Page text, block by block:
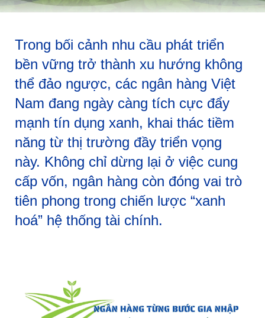
Trong bối cảnh nhu cầu phát triển
bền vững trở thành xu hướng không
thể đảo ngược, các ngân hàng Việt
Nam đang ngày càng tích cực đẩy
mạnh tín dụng xanh, khai thác tiềm
năng từ thị trường đầy triển vọng
này. Không chỉ dừng lại ở việc cung
cấp vốn, ngân hàng còn đóng vai trò
tiên phong trong chiến lược “xanh
hoá” hệ thống tài chính.